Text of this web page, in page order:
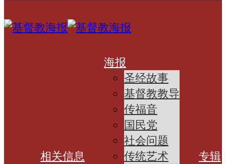
相关信息
海报
圣经故事
基督教教导
传福音
国民党
社会问题
传统艺术
专辑